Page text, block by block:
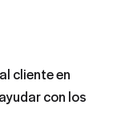
cliente en
con los